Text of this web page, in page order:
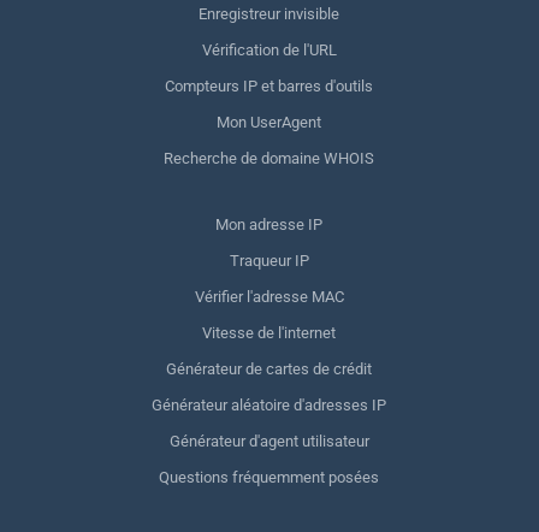
Enregistreur invisible
Vérification de l'URL
Compteurs IP et barres d'outils
Mon UserAgent
Recherche de domaine WHOIS
Mon adresse IP
Traqueur IP
Vérifier l'adresse MAC
Vitesse de l'internet
Générateur de cartes de crédit
Générateur aléatoire d'adresses IP
Générateur d'agent utilisateur
Questions fréquemment posées